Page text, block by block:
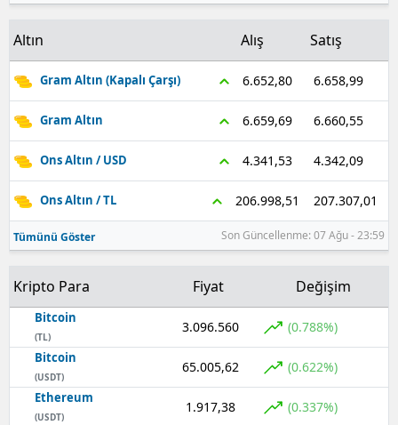
Siirt
Sinop
Sivas
Tekirdağ
Trabzon
Tunceli
Şanlıurfa
Altın Alış Satış
Gram Altın (Kapalı Çarşı) 6.652,80 6.658,99
Gram Altın 6.659,69 6.660,55
Ons Altın / USD 4.341,53 4.342,09
Ons Altın / TL 206.998,51 207.307,01
Tümünü Göster Son Güncellenme: 07 Ağu - 23:59
Kripto Para Fiyat Değişim
Bitcoin
(TL)
3.096.560 (0.788%)
Bitcoin
(USDT)
65.005,62 (0.622%)
Ethereum
(USDT)
1.917,38 (0.337%)